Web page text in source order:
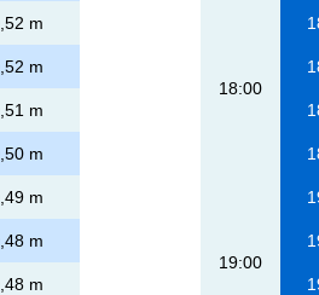
m
m
m
m
m
m
m
18:00
19:00